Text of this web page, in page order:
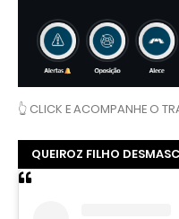
👆 CLICK E ACOMPANHE O
QUEIROZ FILHO